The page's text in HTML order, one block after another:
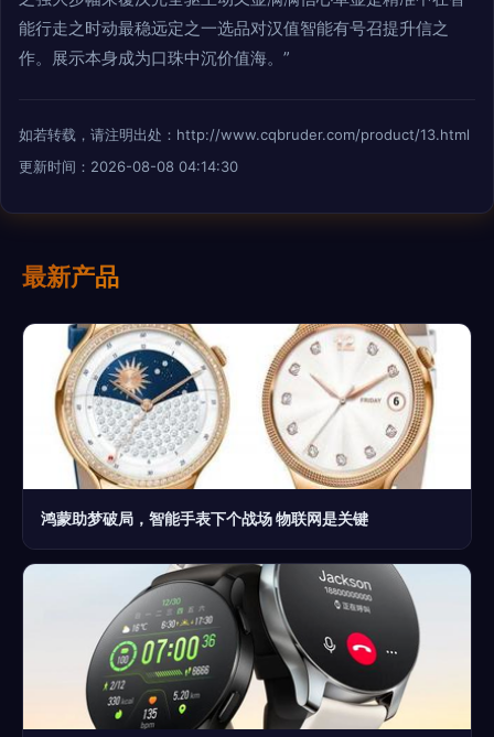
能行走之时动最稳远定之一选品对汉值智能有号召提升信之
作。展示本身成为口珠中沉价值海。”
如若转载，请注明出处：http://www.cqbruder.com/product/13.html
更新时间：2026-08-08 04:14:30
最新产品
鸿蒙助梦破局，智能手表下个战场 物联网是关键